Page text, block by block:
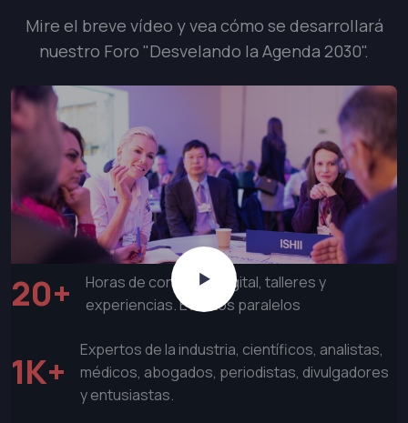
Mire el breve vídeo y vea cómo se desarrollará
nuestro Foro "Desvelando la Agenda 2030".
20+
Horas de contenido digital, talleres y
experiencias. Eventos paralelos
1K+
Expertos de la industria, científicos, analistas,
médicos, abogados, periodistas, divulgadores
y entusiastas.